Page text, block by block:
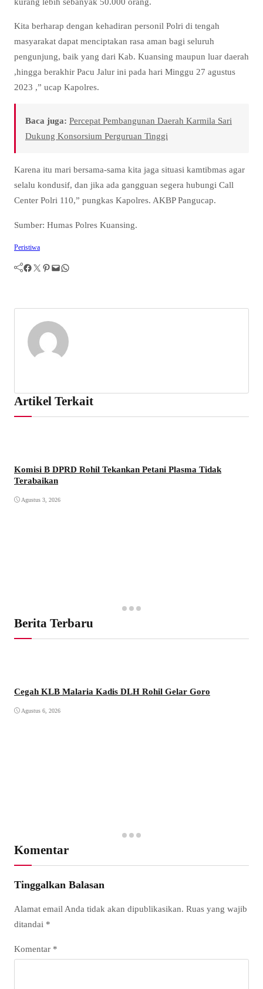
Kita berharap dengan kehadiran personil Polri di tengah
masyarakat dapat menciptakan rasa aman bagi seluruh
pengunjung, baik yang dari Kab. Kuansing maupun luar daerah
,hingga berakhir Pacu Jalur ini pada hari Minggu 27 agustus
2023 ,” ucap Kapolres.
Baca juga: Percepat Pembangunan Daerah Karmila Sari
Dukung Konsorsium Perguruan Tinggi
Karena itu mari bersama-sama kita jaga situasi kamtibmas agar
selalu kondusif, dan jika ada gangguan segera hubungi Call
Center Polri 110,” pungkas Kapolres. AKBP Pangucap.
Sumber: Humas Polres Kuansing.
Peristiwa
Facebook Twitter Pinterest Mail WhatsApp
Artikel Terkait
Komisi B DPRD Rohil Tekankan Petani Plasma Tidak
Terabaikan
Agustus 3, 2026
Berita Terbaru
Cegah KLB Malaria Kadis DLH Rohil Gelar Goro
Agustus 6, 2026
Komentar
Tinggalkan Balasan
Alamat email Anda tidak akan dipublikasikan. Ruas yang wajib
ditandai *
Komentar *